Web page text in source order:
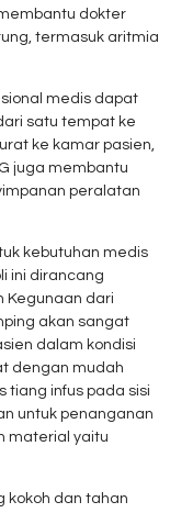
dokter
termasuk aritmia
medis dapat
satu tempat ke
ke kamar pasien,
juga membantu
peralatan
kebutuhan medis
ini dirancang
Kegunaan dari
akan sangat
dalam kondisi
dengan mudah
tiang infus pada sisi
untuk penanganan
material yaitu
kokoh dan tahan